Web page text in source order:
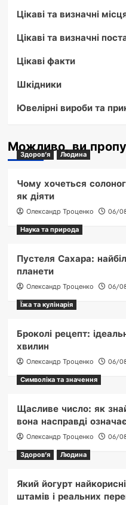
Цікаві та визначні
Цікаві та визначні
Цікаві факти
Шкідники
Ювелірні вироби та
Можливо, ви
Здоров'я Людина
Чому хочеться
як діяти
Олександр Троценко
06/
Наука та природа
Пустеля Сахара:
планети
Олександр Троценко
06/
Їжа та кулінарія
Броколі рецепт:
хвилин
Олександр Троценко
06/
Символіка та значення
Щасливе число: як
вона насправді означає
Олександр Троценко
06/
Здоров'я
Людина
Який йогурт
штамів і реальних